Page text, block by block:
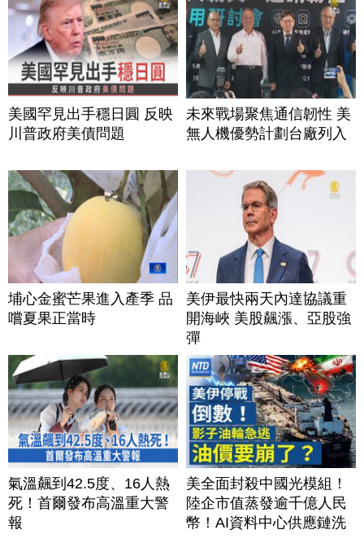
美國罕見出手穩日圓 反映
川普政府美債問題
未來戰場聚焦通信韌性 美
無人機優勢計劃台廠列入
埔心金蜜芒果進入產季 品
嚐夏果正當時
美伊最快兩天內達協議重
開海峽 美股飆漲、亞股強
彈
氣溫飆到42.5度、16人熱
死！首爾發布高溫重大警
報
美全面封殺中國光模組！
陸企市值蒸發逾千億人民
幣！AI資料中心供應鏈洗